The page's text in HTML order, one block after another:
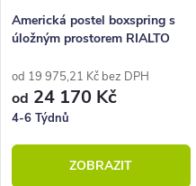
Americká postel boxspring s
úložným prostorem RIALTO
od 19 975,21 Kč bez DPH
od 24 170 Kč
4-6 Týdnů
ZOBRAZIT